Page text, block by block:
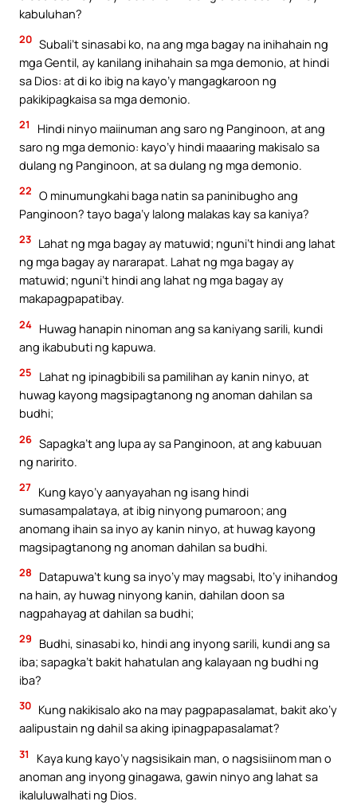
kabuluhan?
20 Subali’t sinasabi ko, na ang mga bagay na inihahain ng
mga Gentil, ay kanilang inihahain sa mga demonio, at hindi
sa Dios: at di ko ibig na kayo’y mangagkaroon ng
pakikipagkaisa sa mga demonio.
21
Hindi ninyo maiinuman ang saro ng Panginoon, at ang
saro ng mga demonio: kayo’y hindi maaaring makisalo sa
dulang ng Panginoon, at sa dulang ng mga demonio.
22 O minumungkahi baga natin sa paninibugho ang
Panginoon? tayo baga’y lalong malakas kay sa kaniya?
23 Lahat ng mga bagay ay matuwid; nguni’t hindi ang lahat
ng mga bagay ay nararapat. Lahat ng mga bagay ay
matuwid; nguni’t hindi ang lahat ng mga bagay ay
makapagpapatibay.
24 Huwag hanapin ninoman ang sa kaniyang sarili, kundi
ang ikabubuti ng kapuwa.
25
Lahat ng ipinagbibili sa pamilihan ay kanin ninyo, at
huwag kayong magsipagtanong ng anoman dahilan sa
budhi;
26 Sapagka’t ang lupa ay sa Panginoon, at ang kabuuan
ng naririto.
27 Kung kayo’y aanyayahan ng isang hindi
sumasampalataya, at ibig ninyong pumaroon; ang
anomang ihain sa inyo ay kanin ninyo, at huwag kayong
magsipagtanong ng anoman dahilan sa budhi.
28
Datapuwa’t kung sa inyo’y may magsabi, Ito’y inihandog
na hain, ay huwag ninyong kanin, dahilan doon sa
nagpahayag at dahilan sa budhi;
29
Budhi, sinasabi ko, hindi ang inyong sarili, kundi ang sa
iba; sapagka’t bakit hahatulan ang kalayaan ng budhi ng
iba?
30 Kung nakikisalo ako na may pagpapasalamat, bakit ako’y
aalipustain ng dahil sa aking ipinagpapasalamat?
31
Kaya kung kayo’y nagsisikain man, o nagsisiinom man o
anoman ang inyong ginagawa, gawin ninyo ang lahat sa
ikaluluwalhati ng Dios.